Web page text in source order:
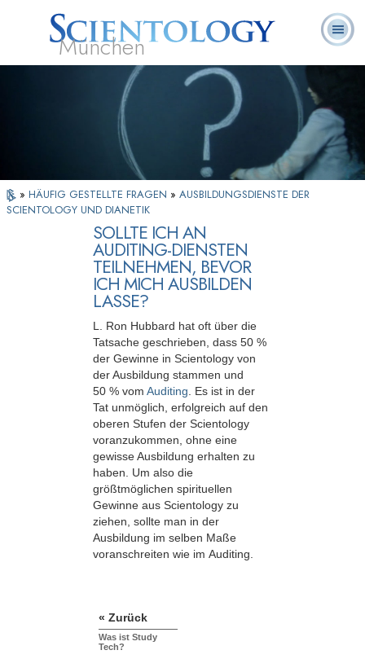
München
Scientology?
Ehrenamtliche
Geistliche
Häufig gestellte
Fragen
» HÄUFIG GESTELLTE FRAGEN » AUSBILDUNGSDIENSTE DER
SCIENTOLOGY UND DIANETIK
SOLLTE ICH AN
AUDITING-DIENSTEN
TEILNEHMEN, BEVOR
ICH MICH AUSBILDEN
LASSE?
L. Ron Hubbard hat oft über die
Tatsache geschrieben, dass 50 %
der Gewinne in Scientology von
der Ausbildung stammen und
50 % vom Auditing . Es ist in der
Tat unmöglich, erfolgreich auf den
oberen Stufen der Scientology
voranzukommen, ohne eine
gewisse Ausbildung erhalten zu
haben. Um also die
größtmöglichen spirituellen
Gewinne aus Scientology zu
ziehen, sollte man in der
Ausbildung im selben Maße
voranschreiten wie im Auditing.
« Zurück
Was ist Study
Tech?